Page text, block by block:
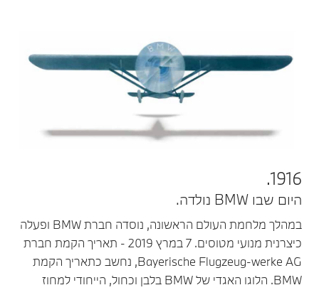
1916.
היום שבו BMW נולדה.
במהלך מלחמת העולם הראשונה, נוסדה חברת BMW ופעלה
כיצרנית מנועי מטוסים. 7 במרץ 2019 - תאריך הקמת חברת
Bayerische Flugzeug-werke AG, נחשב כתאריך הקמת
BMW. הלוגו האגדי של BMW בלבן וכחול, הייחודי למחוז